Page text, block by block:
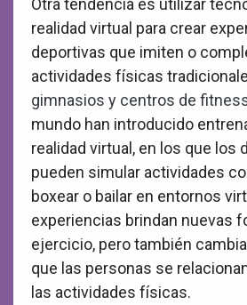
Otra tendencia es utilizar
realidad virtual para crear
deportivas que imiten o
actividades físicas
gimnasios y centros de
mundo han introducido
realidad virtual, en los que los
pueden simular actividades
boxear o bailar en entornos
experiencias brindan nuevas
ejercicio, pero también
que las personas se
las actividades físicas.